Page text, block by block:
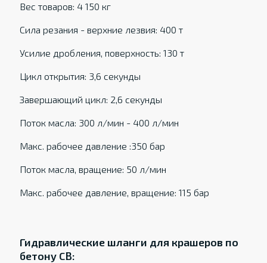
Вес товаров: 4 150 кг
Сила резания - верхние лезвия: 400 т
Усилие дробления, поверхность: 130 т
Цикл открытия: 3,6 секунды
Завершающий цикл: 2,6 секунды
Поток масла: 300 л/мин - 400 л/мин
Макс. рабочее давление :350 бар
Поток масла, вращение: 50 л/мин
Макс. рабочее давление, вращение: 115 бар
Гидравлические шланги для крашеров по
бетону CB: